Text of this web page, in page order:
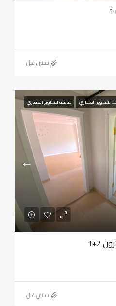
‏سنتين قبل
للتطوير العقاري صالحة للتطوير العقاري
2+1
‏سنتين قبل